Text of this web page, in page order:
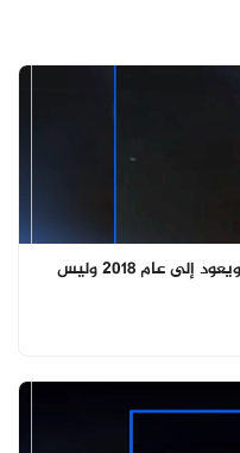
فيديو صاروخ في سماء الرياض قديم ويعود إلى عام 2018 وليس